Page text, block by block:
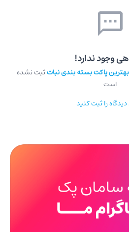
وجود ندارد!
پاکت بسته بندی نباتثبت نشده
است
را ثبت کنید